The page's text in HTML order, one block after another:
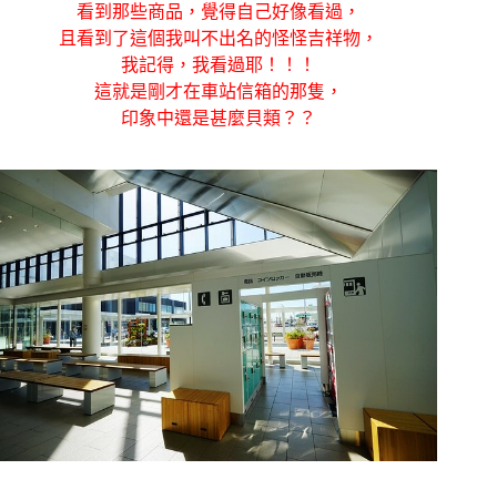
看到那些商品，覺得自己好像看過，
且看到了這個我叫不出名的怪怪吉祥物，
我記得，我看過耶！！！
這就是剛才在車站信箱的那隻，
印象中還是甚麼貝類？？